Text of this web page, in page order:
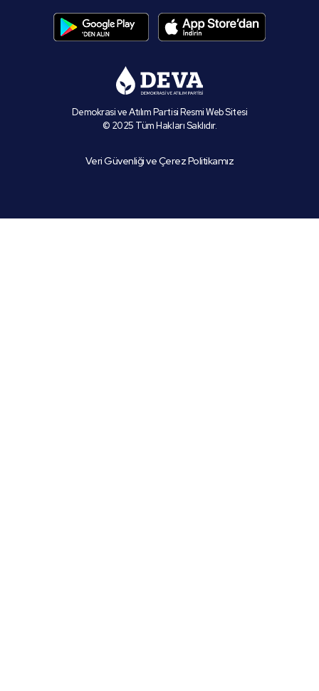
Demokrasi ve Atılım Partisi Resmi Web Sitesi
© 2025 Tüm Hakları Saklıdır.
Veri Güvenliği ve Çerez Politikamız